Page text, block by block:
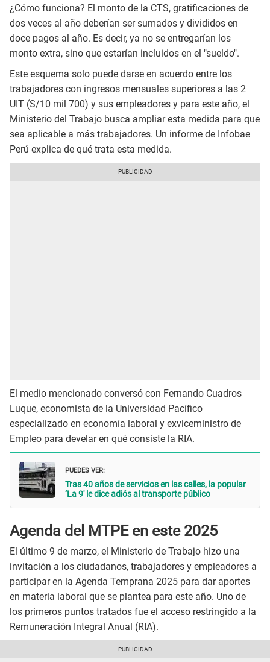
¿Cómo funciona? El monto de la CTS, gratificaciones de
dos veces al año deberían ser sumados y divididos en
doce pagos al año. Es decir, ya no se entregarían los
monto extra, sino que estarían incluidos en el "sueldo".
Este esquema solo puede darse en acuerdo entre los
trabajadores con ingresos mensuales superiores a las 2
UIT (S/10 mil 700) y sus empleadores y para este año, el
Ministerio del Trabajo busca ampliar esta medida para que
sea aplicable a más trabajadores. Un informe de Infobae
Perú explica de qué trata esta medida.
El medio mencionado conversó con Fernando Cuadros
Luque, economista de la Universidad Pacífico
especializado en economía laboral y exviceministro de
Empleo para develar en qué consiste la RIA.
PUEDES VER:
Tras 40 años de servicios en las calles, la popular
‘La 9′ le dice adiós al transporte público
Agenda del MTPE en este 2025
El último 9 de marzo, el Ministerio de Trabajo hizo una
invitación a los ciudadanos, trabajadores y empleadores a
participar en la Agenda Temprana 2025 para dar aportes
en materia laboral que se plantea para este año. Uno de
los primeros puntos tratados fue el acceso restringido a la
Remuneración Integral Anual (RIA).